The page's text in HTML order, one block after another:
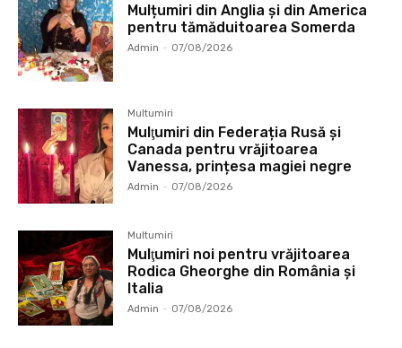
Mulțumiri din Anglia și din America
pentru tămăduitoarea Somerda
Admin - 07/08/2026
Multumiri
Mulţumiri din Federația Rusă și
Canada pentru vrăjitoarea
Vanessa, prințesa magiei negre
Admin - 07/08/2026
Multumiri
Mulţumiri noi pentru vrăjitoarea
Rodica Gheorghe din România și
Italia
Admin - 07/08/2026